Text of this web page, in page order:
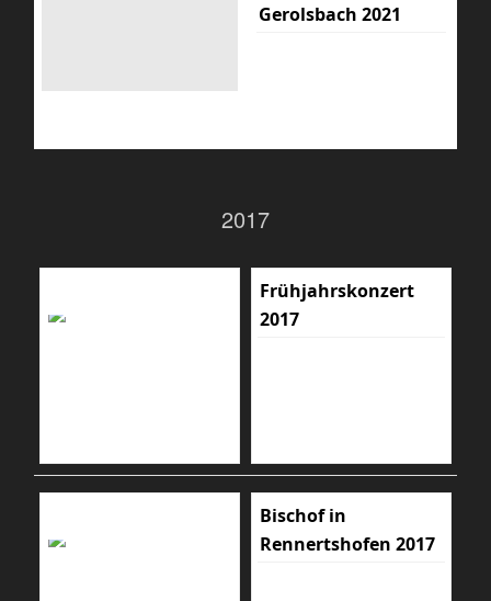
Gerolsbach 2021
2017
Frühjahrskonzert
2017
Bischof in
Rennertshofen 2017